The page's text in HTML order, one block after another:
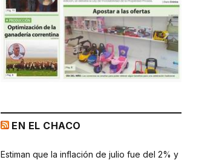
EN EL CHACO
Estiman que la inflación de julio fue del 2% y